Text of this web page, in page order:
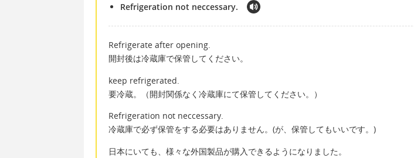
Refrigeration not neccessary.
Refrigerate after opening.
開封後は冷蔵庫で保管してください。
keep refrigerated.
要冷蔵。（開封関係なく冷蔵庫にて保管してください。）
Refrigeration not neccessary.
冷蔵庫で必ず保管をする必要はありません。(が、保管してもいいです。)
日本にいても、様々な外国製品が購入できるようになりました。